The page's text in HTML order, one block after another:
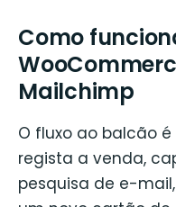
Como
Mailchimp
O fluxo ao balcão
regista a venda,
pesquisa de e-